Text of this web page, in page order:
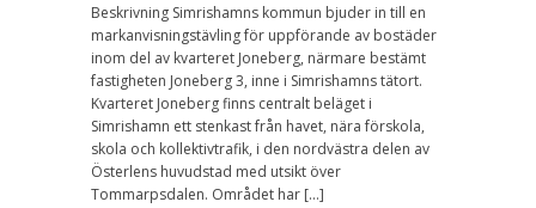
Beskrivning Simrishamns kommun bjuder in till en
markanvisningstävling för uppförande av bostäder
inom del av kvarteret Joneberg, närmare bestämt
fastigheten Joneberg 3, inne i Simrishamns tätort.
Kvarteret Joneberg finns centralt beläget i
Simrishamn ett stenkast från havet, nära förskola,
skola och kollektivtrafik, i den nordvästra delen av
Österlens huvudstad med utsikt över
Tommarpsdalen. Området har […]